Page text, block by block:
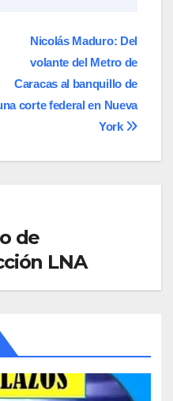
Nicolás Maduro: Del
volante del Metro de
Caracas al banquillo de
corte federal en Nueva
York
de
LNA